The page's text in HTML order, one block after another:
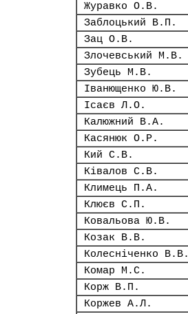
Журавко О.В.
Заблоцький В.П.
Зац О.В.
Злочевський М.В.
Зубець М.В.
Іванющенко Ю.В.
Ісаєв Л.О.
Калюжний В.А.
Касянюк О.Р.
Кий С.В.
Ківалов С.В.
Климець П.А.
Клюєв С.П.
Ковальова Ю.В.
Козак В.В.
Колесніченко В.В.
Комар М.С.
Корж В.П.
Коржев А.Л.